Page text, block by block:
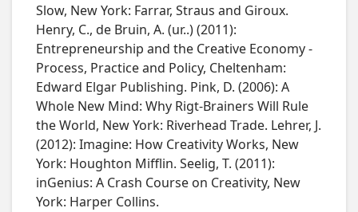
Slow, New York: Farrar, Straus and Giroux.
Henry, C., de Bruin, A. (ur..) (2011):
Entrepreneurship and the Creative Economy -
Process, Practice and Policy, Cheltenham:
Edward Elgar Publishing. Pink, D. (2006): A
Whole New Mind: Why Rigt-Brainers Will Rule
the World, New York: Riverhead Trade. Lehrer, J.
(2012): Imagine: How Creativity Works, New
York: Houghton Mifflin. Seelig, T. (2011):
inGenius: A Crash Course on Creativity, New
York: Harper Collins.